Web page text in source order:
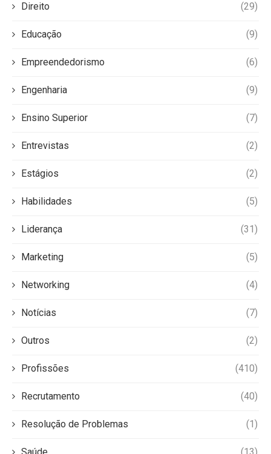
Direito (29)
Educação (9)
Empreendedorismo (6)
Engenharia (9)
Ensino Superior (7)
Entrevistas (2)
Estágios (2)
Habilidades (5)
Liderança (31)
Marketing (5)
Networking (4)
Notícias (7)
Outros (2)
Profissões (410)
Recrutamento (40)
Resolução de Problemas (1)